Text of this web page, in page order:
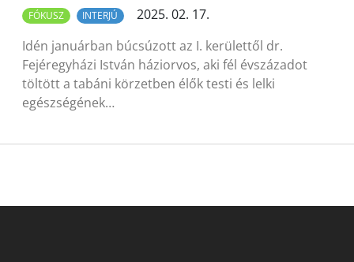
FÓKUSZ INTERJÚ
2025. 02. 17.
Idén januárban búcsúzott az I. kerülettől dr.
Fejéregyházi István háziorvos, aki fél évszázadot
töltött a tabáni körzetben élők testi és lelki
egészségének…